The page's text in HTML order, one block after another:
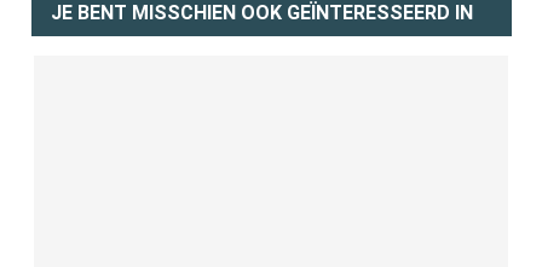
JE BENT MISSCHIEN OOK GEÏNTERESSEERD IN